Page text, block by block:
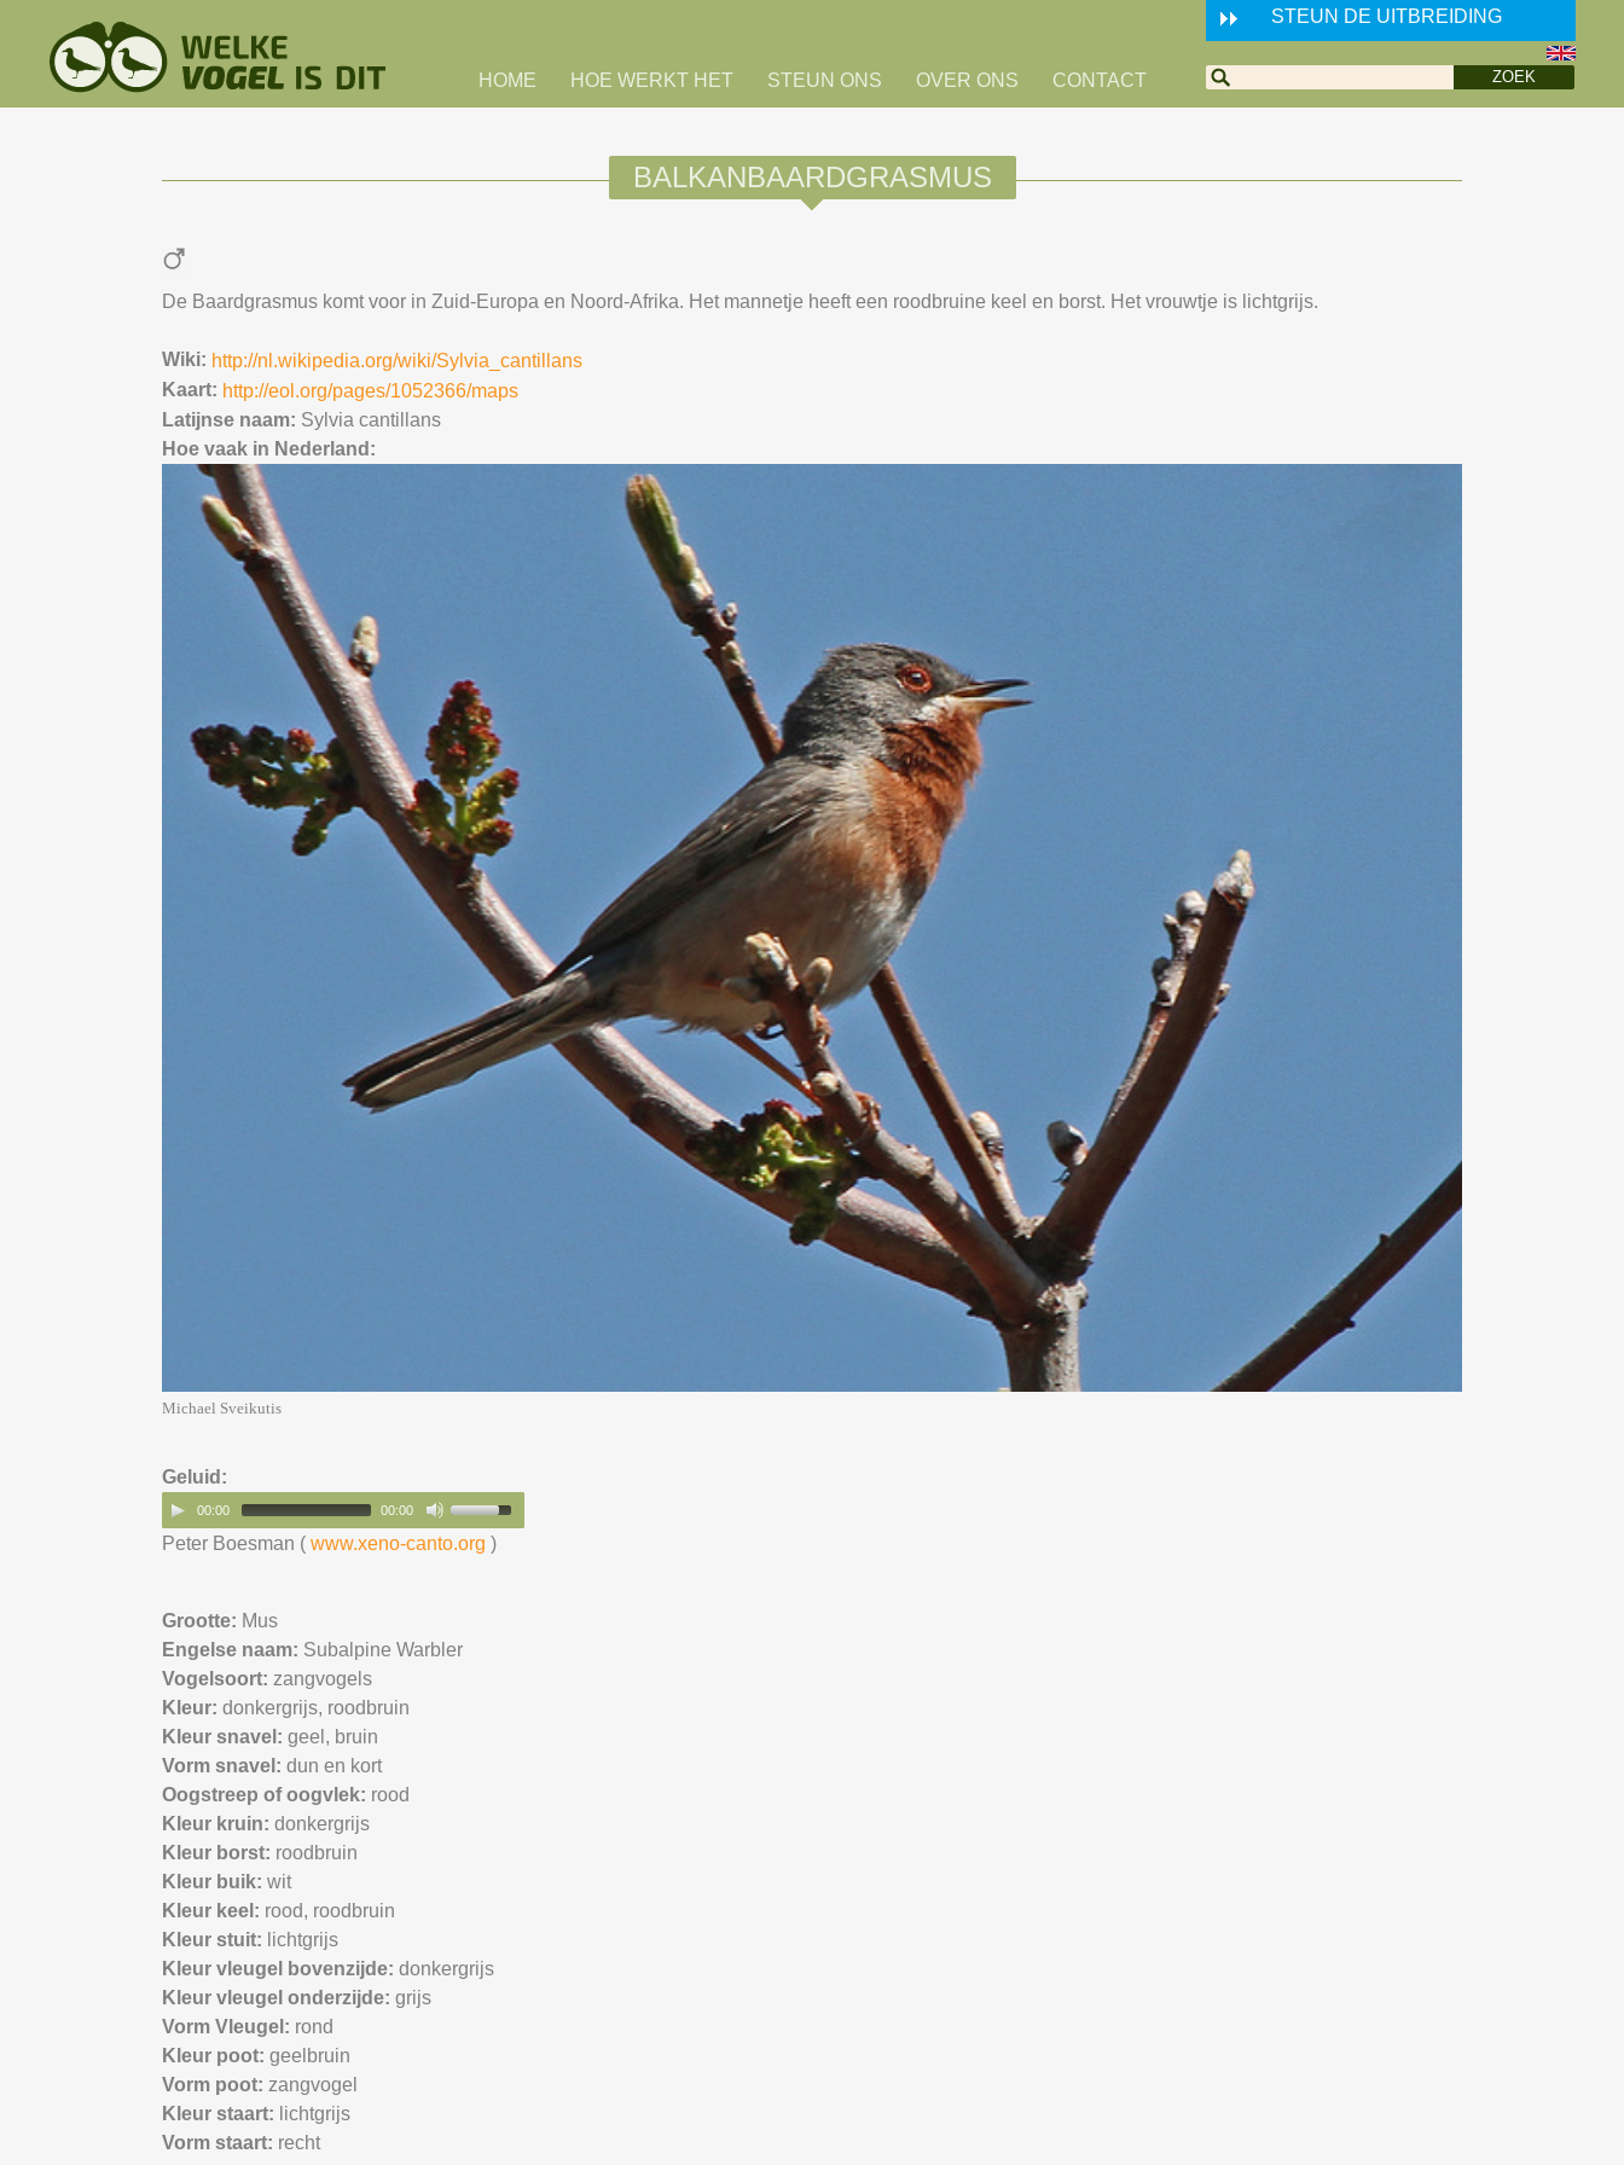
STEUN DE UITBREIDING
HOME HOE WERKT HET STEUN ONS OVER ONS CONTACT
BALKANBAARDGRASMUS
De Baardgrasmus komt voor in Zuid-Europa en Noord-Afrika. Het mannetje heeft een roodbruine keel en borst. Het vrouwtje is lichtgrijs.
Wiki: http://nl.wikipedia.org/wiki/Sylvia_cantillans
Kaart: http://eol.org/pages/1052366/maps
Latijnse naam: Sylvia cantillans
Hoe vaak in Nederland:
Michael Sveikutis
Geluid:
00:00 00:00
Peter Boesman (www.xeno-canto.org )
Grootte: Mus
Engelse naam: Subalpine Warbler
Vogelsoort: zangvogels
Kleur:donkergrijs, roodbruin
Kleur snavel:geel, bruin
Vorm snavel:dun en kort
Oogstreep of oogvlek: rood
Kleur kruin:donkergrijs
Kleur borst: roodbruin
Kleur buik:wit
Kleur keel: rood, roodbruin
Kleur stuit: lichtgrijs
Kleur vleugel bovenzijde:donkergrijs
Kleur vleugel onderzijde:grijs
Vorm Vleugel: rond
Kleur poot:geelbruin
Vorm poot: zangvogel
Kleur staart: lichtgrijs
Vorm staart: recht